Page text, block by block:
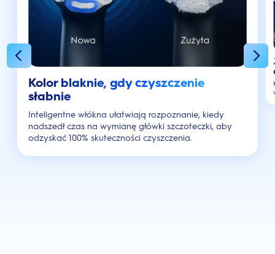
Kolor blaknie, gdy czyszczenie
słabnie
Inteligentne włókna ułatwiają rozpoznanie, kiedy
nadszedł czas na wymianę główki szczoteczki, aby
odzyskać 100% skuteczności czyszczenia.